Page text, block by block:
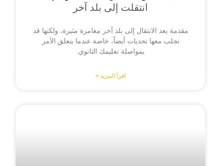
انتقلت إلى بلد آخر
مقدمة يعد الانتقال إلى بلد آخر مغامرة مثيرة، ولكنها قد
تجلب معها تحديات أيضاً، خاصة عندما يتعلق الأمر
بمواصلة تعليمك الثانوي.
اقرأ المزيد »